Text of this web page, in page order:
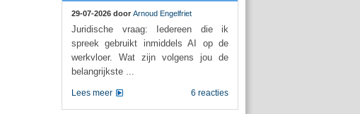
29-07-2026 door Arnoud Engelfriet
Juridische vraag: Iedereen die ik
spreek gebruikt inmiddels AI op de
werkvloer. Wat zijn volgens jou de
belangrijkste ...
6 reacties
Lees meer